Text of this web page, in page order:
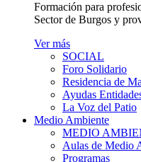
Formación para
Sector de Burgos y
Ver más
SOCIAL
Foro Solidario
Residencia de
Ayudas
La Voz del Patio
Medio Ambiente
MEDIO
Aulas de Medio
Programas